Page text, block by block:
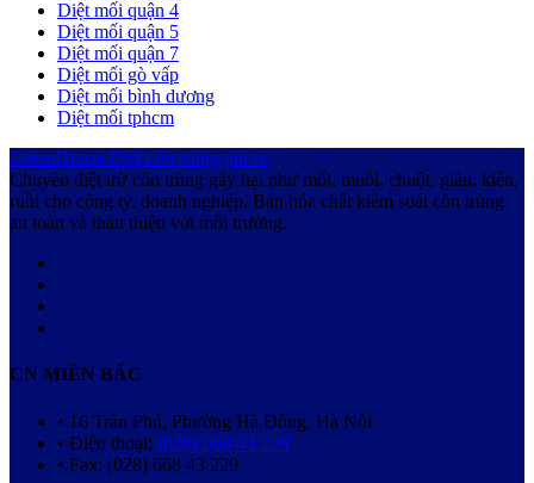
Diệt mối quận 4
Diệt mối quận 5
Diệt mối quận 7
Diệt mối gò vấp
Diệt mối bình dương
Diệt mối tphcm
GreenHouse Diệt côn trùng giá rẻ
Chuyên diệt trừ côn trùng gây hại như mối, muỗi, chuột, gián, kiến,
ruồi cho công ty, doanh nghiệp. Bán hóa chất kiểm soát côn trùng
an toàn và thân thiện với môi trường.
CN MIỀN BẮC
• 16 Trần Phú, Phường Hà Đông, Hà Nội
• Điện thoại: (028) 668 43 228
• Fax: (028) 668 43 229